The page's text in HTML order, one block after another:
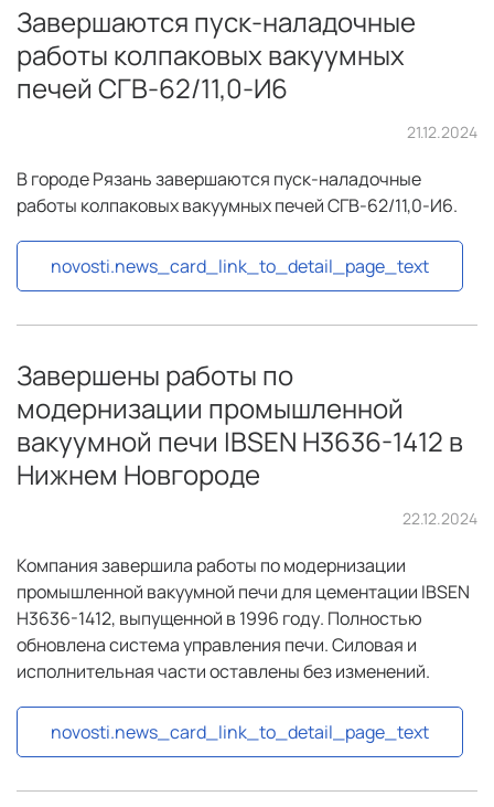
Завершаются пуск-наладочные
работы колпаковых вакуумных
печей СГВ-62/11,0-И6
21.12.2024
В городе Рязань завершаются пуск-наладочные
работы колпаковых вакуумных печей СГВ-62/11,0-И6.
novosti.news_card_link_to_detail_page_text
Завершены работы по
модернизации промышленной
вакуумной печи IBSEN H3636-1412 в
Нижнем Новгороде
22.12.2024
Компания завершила работы по модернизации
промышленной вакуумной печи для цементации IBSEN
H3636-1412, выпущенной в 1996 году. Полностью
обновлена система управления печи. Силовая и
исполнительная части оставлены без изменений.
novosti.news_card_link_to_detail_page_text